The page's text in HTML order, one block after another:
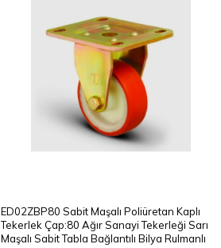
ED02ZBP80 Sabit Maşalı Poliüretan Kaplı
Tekerlek Çap:80 Ağır Sanayi Tekerleği Sarı
Maşalı Sabit Tabla Bağlantılı Bilya Rulmanlı